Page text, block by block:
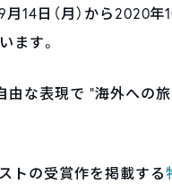
14日（月）から2020年
ます。
由な表現で “海外への
トの受賞作を掲載する